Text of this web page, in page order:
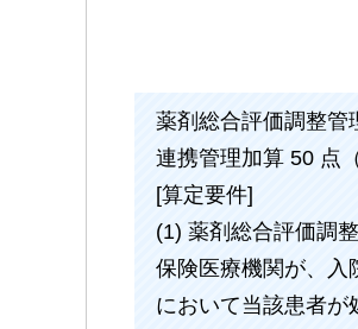
薬剤総合評価調整管
連携管理加算 50 点
[算定要件]
(1) 薬剤総合評価調
保険医療機関が、入
において当該患者が